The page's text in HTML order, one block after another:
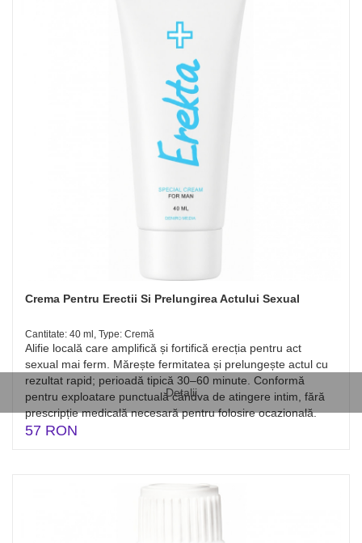
Detalii
Crema Pentru Erectii Si Prelungirea Actului Sexual
Cantitate: 40 ml, Type: Cremă
Alifie locală care amplifică și fortifică erecția pentru act
sexual mai ferm. Mărește fermitatea și prelungește actul cu
rezultat rapid; perioadă tipică 30–60 minute. Conformă
pentru exploatare punctuală cândva de atingere intim, fără
prescripție medicală necesară pentru folosire ocazională.
57 RON